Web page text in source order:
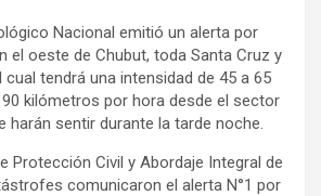
Nacional emitió un alerta por
el oeste de Chubut, toda Santa Cruz y
cual tendrá una intensidad de 45 a 65
kilómetros por hora desde el sector
harán sentir durante la tarde noche.
Protección Civil y Abordaje Integral de
comunicaron el alerta N°1 por